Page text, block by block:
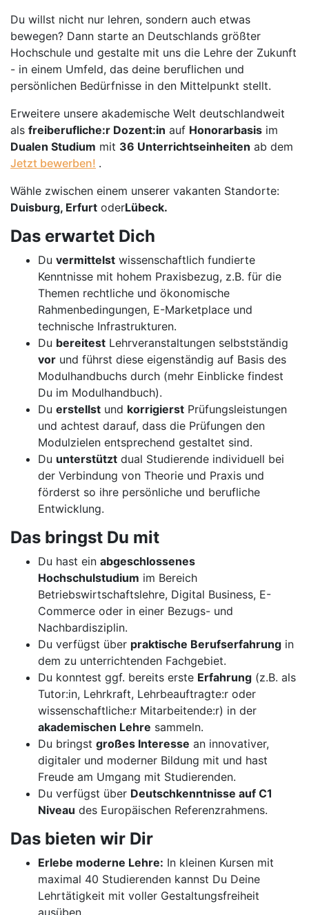
Du willst nicht nur lehren, sondern auch etwas
bewegen? Dann starte an Deutschlands größter
Hochschule und gestalte mit uns die Lehre der Zukunft
- in einem Umfeld, das deine beruflichen und
persönlichen Bedürfnisse in den Mittelpunkt stellt.
Erweitere unsere akademische Welt deutschlandweit
als freiberufliche:r Dozent:in auf Honorarbasis im
Dualen Studium mit 36 Unterrichtseinheiten ab dem
Jetzt bewerben! .
Wähle zwischen einem unserer vakanten Standorte:
Duisburg, Erfurt oderLübeck.
Das erwartet Dich
Du vermittelst wissenschaftlich fundierte
Kenntnisse mit hohem Praxisbezug, z.B. für die
Themen rechtliche und ökonomische
Rahmenbedingungen, E-Marketplace und
technische Infrastrukturen.
Du bereitest Lehrveranstaltungen selbstständig
vor und führst diese eigenständig auf Basis des
Modulhandbuchs durch (mehr Einblicke findest
Du im Modulhandbuch).
Du erstellst und korrigierst Prüfungsleistungen
und achtest darauf, dass die Prüfungen den
Modulzielen entsprechend gestaltet sind.
Du unterstützt dual Studierende individuell bei
der Verbindung von Theorie und Praxis und
förderst so ihre persönliche und berufliche
Entwicklung.
Das bringst Du mit
Du hast ein abgeschlossenes
Hochschulstudium im Bereich
Betriebswirtschaftslehre, Digital Business, E-
Commerce oder in einer Bezugs- und
Nachbardisziplin.
Du verfügst über praktische Berufserfahrung in
dem zu unterrichtenden Fachgebiet.
Du konntest ggf. bereits erste Erfahrung (z.B. als
Tutor:in, Lehrkraft, Lehrbeauftragte:r oder
wissenschaftliche:r Mitarbeitende:r) in der
akademischen Lehre sammeln.
Du bringst großes Interesse an innovativer,
digitaler und moderner Bildung mit und hast
Freude am Umgang mit Studierenden.
Du verfügst über Deutschkenntnisse auf C1
Niveau des Europäischen Referenzrahmens.
Das bieten wir Dir
Erlebe moderne Lehre: In kleinen Kursen mit
maximal 40 Studierenden kannst Du Deine
Lehrtätigkeit mit voller Gestaltungsfreiheit
ausüben.